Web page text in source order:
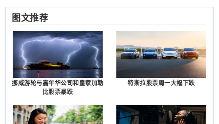
图文推荐
挪威游轮与嘉年华公司和皇家加勒
比股票暴跌
特斯拉股票周一大幅下跌